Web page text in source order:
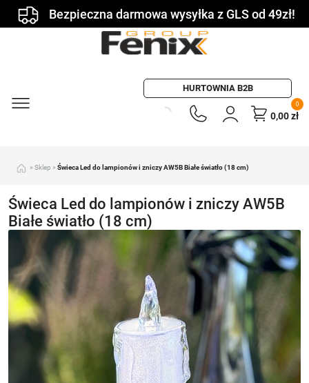
Bezpieczna darmowa wysyłka z GLS od 49zł!
HURTOWNIA B2B
0
0,00zł
» Sklep » Świeca Led do lampionów i zniczy AW5B Białe światło (18 cm)
Świeca Led do lampionów i zniczy AW5B
Białe światło (18 cm)